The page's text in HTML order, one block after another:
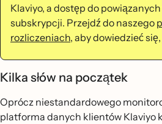
Klaviyo, a dostęp do
subskrypcji. Przejdź do naszego
rozliczeniach, aby dowiedzieć
Kilka słów na początek
Oprócz niestandardowego
platforma danych klientów Klaviyo